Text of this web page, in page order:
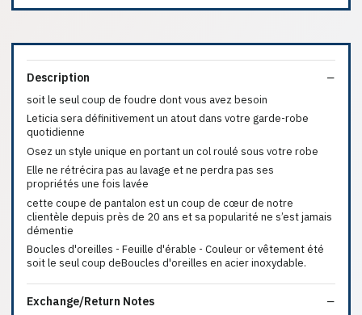
Description
soit le seul coup de foudre dont vous avez besoin
Leticia sera définitivement un atout dans votre garde-robe
quotidienne
Osez un style unique en portant un col roulé sous votre robe
Elle ne rétrécira pas au lavage et ne perdra pas ses
propriétés une fois lavée
cette coupe de pantalon est un coup de cœur de notre
clientèle depuis près de 20 ans et sa popularité ne s’est jamais
démentie
Boucles d'oreilles - Feuille d'érable - Couleur or vêtement été
soit le seul coup deBoucles d'oreilles en acier inoxydable.
Exchange/Return Notes